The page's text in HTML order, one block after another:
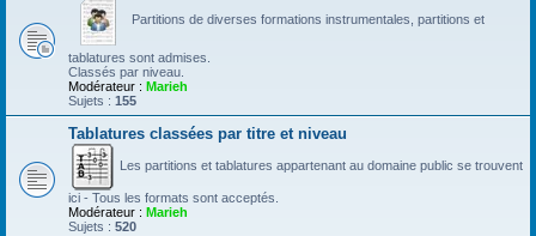
Partitions de diverses formations instrumentales, partitions et
tablatures sont admises.
Classés par niveau.
Modérateur : Marieh
Sujets : 155
Tablatures classées par titre et niveau
Les partitions et tablatures appartenant au domaine public se trouvent
ici - Tous les formats sont acceptés.
Modérateur : Marieh
Sujets : 520